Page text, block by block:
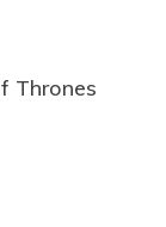
Thrones